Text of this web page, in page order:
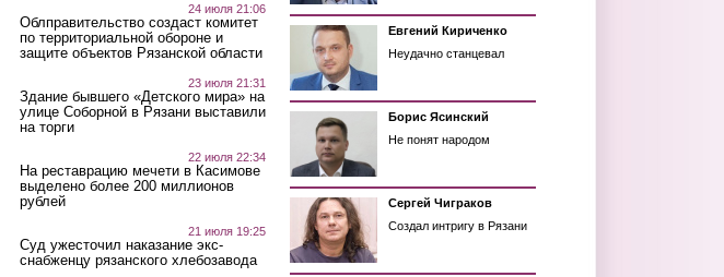
24 июля 21:06
Облправительство создаст комитет
по территориальной обороне и
защите объектов Рязанской области
23 июля 21:31
Здание бывшего «Детского мира» на
улице Соборной в Рязани выставили
на торги
22 июля 22:34
На реставрацию мечети в Касимове
выделено более 200 миллионов
рублей
21 июля 19:25
Суд ужесточил наказание экс-
снабженцу рязанского хлебозавода
Евгений Кириченко
Неудачно станцевал
Борис Ясинский
Не понят народом
Сергей Чиграков
Создал интригу в Рязани